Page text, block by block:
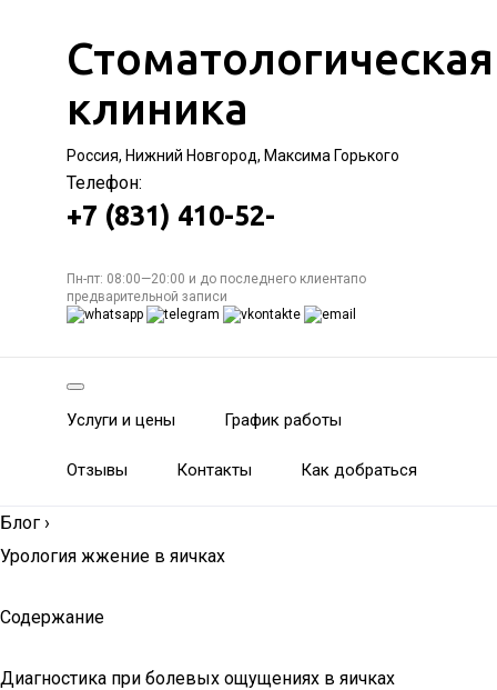
Стоматологическая
клиника
Россия, Нижний Новгород, Максима Горького
Телефон:
+7 (831) 410-52-
Пн-пт: 08:00—20:00 и до последнего клиентапо
предварительной записи
Услуги и цены График работы
Отзывы Контакты Как добраться
Блог ›
Урология жжение в яичках
Содержание
Диагностика при болевых ощущениях в яичках